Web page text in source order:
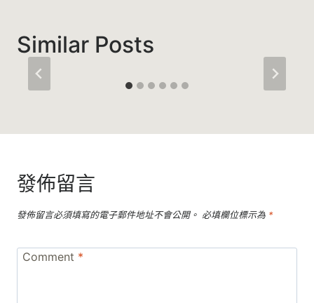
Similar Posts
發佈留言
發佈留言必須填寫的電子郵件地址不會公開。 必填欄位標示為 *
Comment *